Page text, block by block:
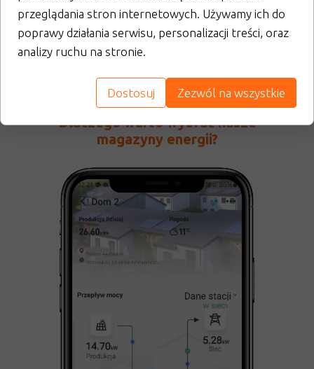
Dlaczego warto wybrać nasze
magazyny energii?
Ochrona przed
przerwami
w dostawie prądu
przeglądania stron internetowych. Używamy ich do
poprawy działania serwisu, personalizacji treści, oraz
analizy ruchu na stronie.
Dostosuj Zezwól na wszystkie